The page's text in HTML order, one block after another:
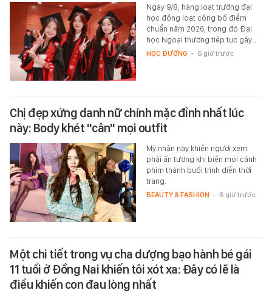
Ngày 9/8, hàng loạt trường đại
học đồng loạt công bố điểm
chuẩn năm 2026, trong đó Đại
học Ngoại thương tiếp tục gây…
HỌC ĐƯỜNG - 6 giờ trước
Chị đẹp xứng danh nữ chính mặc đỉnh nhất lúc
này: Body khét "cân" mọi outfit
Mỹ nhân này khiến người xem
phải ấn tượng khi biến mọi cảnh
phim thành buổi trình diễn thời
trang.
BEAUTY & FASHION - 6 giờ trước
Một chi tiết trong vụ cha dượng bạo hành bé gái
11 tuổi ở Đồng Nai khiến tôi xót xa: Đây có lẽ là
điều khiến con đau lòng nhất